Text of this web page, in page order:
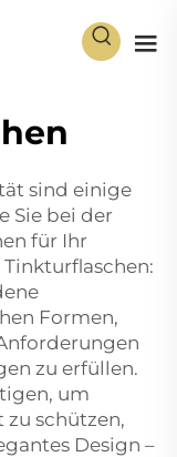
sind einige
Sie bei der
für Ihr
Formen,
zu erfüllen.
um
schützen,
Design –